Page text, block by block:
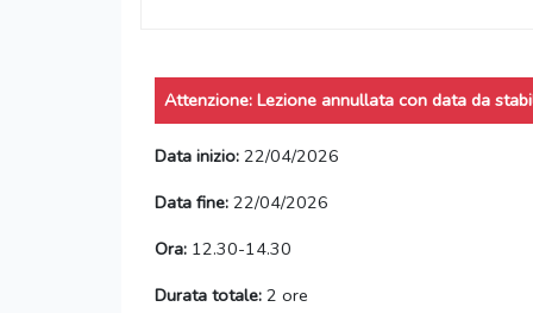
Attenzione: Lezione annullata con data da
Data inizio: 22/04/2026
Data fine: 22/04/2026
Ora: 12.30-14.30
Durata totale: 2 ore